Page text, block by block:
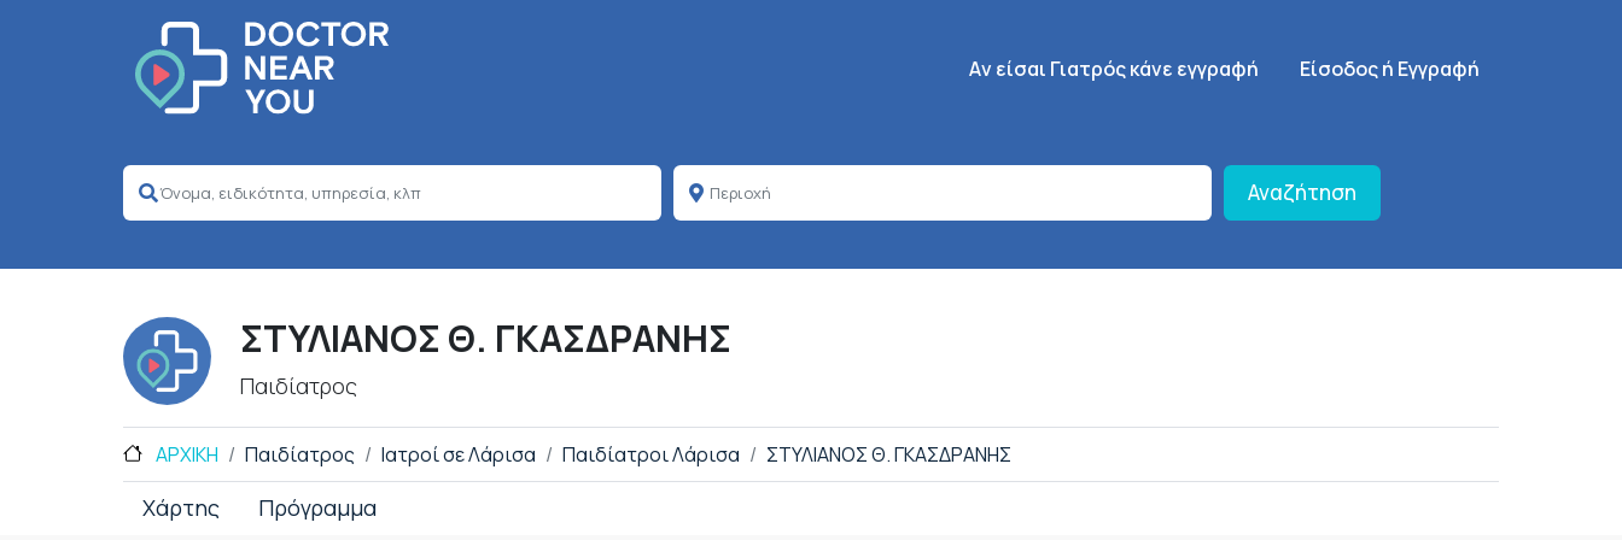
Κεντρική πλοήγηση
Aν είσαι Γιατρός κάνε εγγραφή SignUp Menu
Είσοδος ή Εγγραφή
Αναζήτηση
ΣΤΥΛΙΑΝΟΣ Θ. ΓΚΑΣΔΡΑΝΗΣ
Παιδίατρος
ΑΡΧΙΚΗ Παιδίατρος Ιατροί σε Λάρισα Παιδίατροι Λάρισα ΣΤΥΛΙΑΝΟΣ Θ. ΓΚΑΣΔΡΑΝΗΣ
Χάρτης Πρόγραμμα